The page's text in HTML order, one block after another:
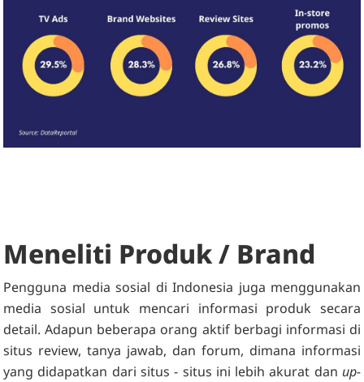
Meneliti Produk / Brand
Pengguna media sosial di Indonesia juga menggunakan
media sosial untuk mencari informasi produk secara
detail. Adapun beberapa orang aktif berbagi informasi di
situs review, tanya jawab, dan forum, dimana informasi
yang didapatkan dari situs - situs ini lebih akurat dan up-